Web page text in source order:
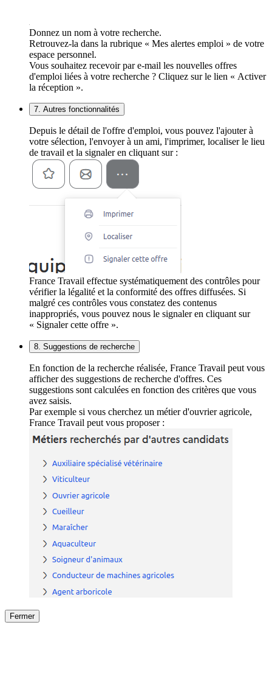
Donnez un nom à votre recherche.
Retrouvez-la dans la rubrique « Mes alertes emploi » de votre
espace personnel.
Vous souhaitez recevoir par e-mail les nouvelles offres
d'emploi liées à votre recherche ? Cliquez sur le lien « Activer
la réception ».
7. Autres fonctionnalités
Depuis le détail de l'offre d'emploi, vous pouvez l'ajouter à
votre sélection, l'envoyer à un ami, l'imprimer, localiser le lieu
de travail et la signaler en cliquant sur :
France Travail effectue systématiquement des contrôles pour
vérifier la légalité et la conformité des offres diffusées. Si
malgré ces contrôles vous constatez des contenus
inappropriés, vous pouvez nous le signaler en cliquant sur
« Signaler cette offre ».
8. Suggestions de recherche
En fonction de la recherche réalisée, France Travail peut vous
afficher des suggestions de recherche d'offres. Ces
suggestions sont calculées en fonction des critères que vous
avez saisis.
Par exemple si vous cherchez un métier d'ouvrier agricole,
France Travail peut vous proposer :
Fermer